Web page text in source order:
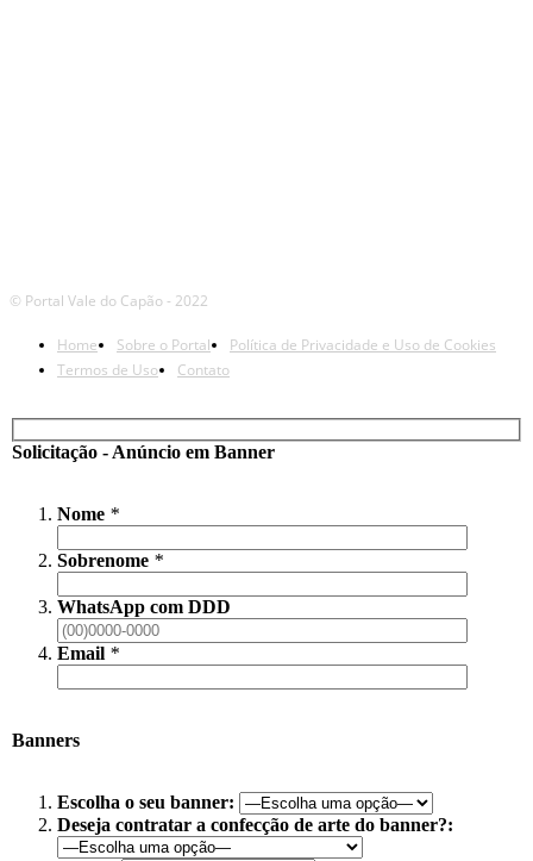
© Portal Vale do Capão - 2022
Home Sobre o Portal
Política de Privacidade e Uso de Cookies
Termos de Uso
Contato
Solicitação - Anúncio em Banner
Nome *
Sobrenome *
WhatsApp com DDD
Email *
Banners
Escolha o seu banner:
Deseja contratar a confecção de arte do banner?: